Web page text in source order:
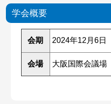
学会概要
会期 2024年12月6日
会場 大阪国際会議場